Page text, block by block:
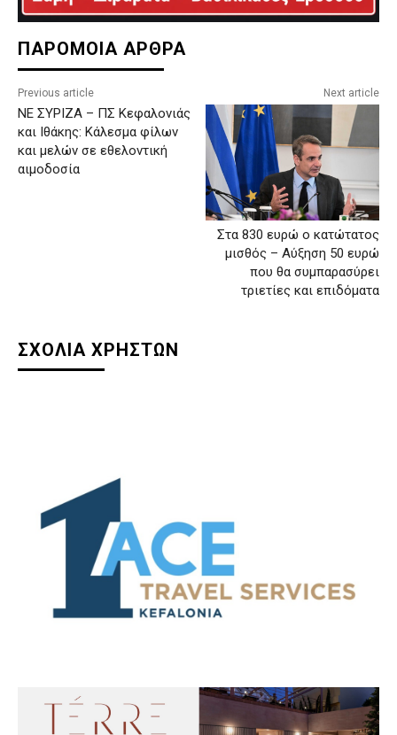
ΠΑΡΟΜΟΙΑ ΑΡΘΡΑ
Previous article
ΝΕ ΣΥΡΙΖΑ – ΠΣ Κεφαλονιάς
και Ιθάκης: Κάλεσμα φίλων
και μελών σε εθελοντική
αιμοδοσία
Next article
Στα 830 ευρώ ο κατώτατος
μισθός – Αύξηση 50 ευρώ
που θα συμπαρασύρει
τριετίες και επιδόματα
ΣΧΟΛΙΑ ΧΡΗΣΤΩΝ